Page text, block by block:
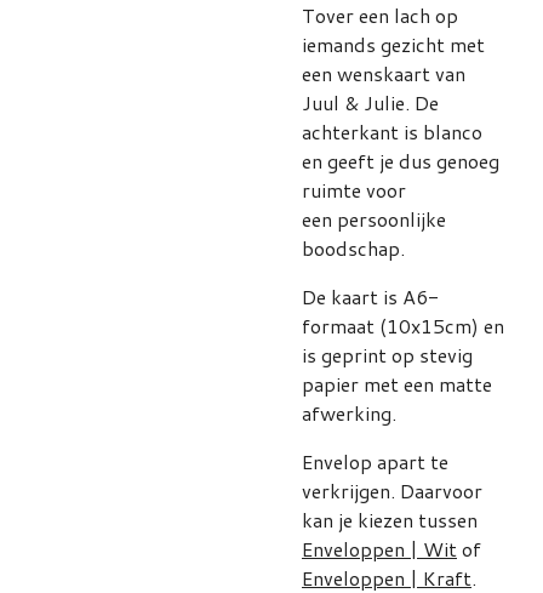
Tover een lach op
iemands gezicht met
een wenskaart van
Juul & Julie. De
achterkant is blanco
en geeft je dus genoeg
ruimte voor
een persoonlijke
boodschap.
De kaart is A6-
formaat (10x15cm) en
is geprint op stevig
papier met een matte
afwerking.
Envelop apart te
verkrijgen. Daarvoor
kan je kiezen tussen
Enveloppen | Witof
Enveloppen | Kraft.